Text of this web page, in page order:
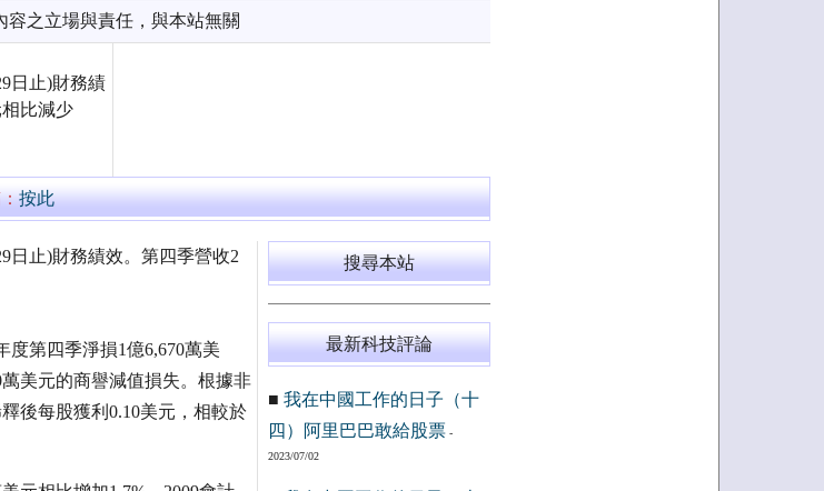
容之立場與責任，與本站無關
日止)財務績
比減少
按此
日止)財務績效。第四季營收2
度第四季淨損1億6,670萬美
美元的商譽減值損失。根據非
後每股獲利0.10美元，相較於
搜尋本站
最新科技評論
■ 我在中國工作的日子（十
四）阿里巴巴敢給股票-
2023/07/02